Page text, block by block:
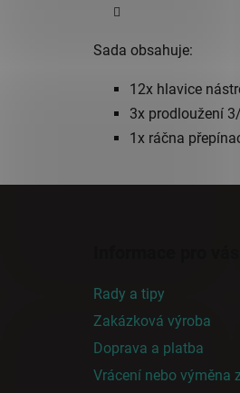
Sada obsahuje:
12x hlavice
3x prodloužení
1x ráčna
Rady a tipy
Zakázková výroba
Doprava a platba
Vrácení nebo výměna